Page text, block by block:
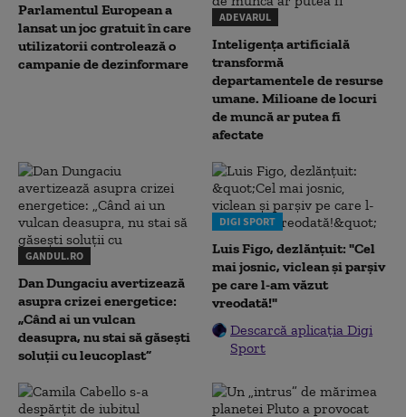
Parlamentul European a
lansat un joc gratuit în care
utilizatorii controlează o
campanie de dezinformare
ADEVARUL
Inteligența artificială
transformă
departamentele de resurse
umane. Milioane de locuri
de muncă ar putea fi
afectate
GANDUL.RO
Dan Dungaciu avertizează
asupra crizei energetice:
„Când ai un vulcan
deasupra, nu stai să găsești
soluții cu leucoplast”
DIGI SPORT
Luis Figo, dezlănțuit: "Cel
mai josnic, viclean și parșiv
pe care l-am văzut
vreodată!"
Descarcă aplicația Digi
Sport